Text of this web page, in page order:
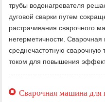
трубы водонагревателя
дуговой сварки путем
растрачивания сварочного
негерметичности.
среднечастотную
током для повышения
Сварочная машина для